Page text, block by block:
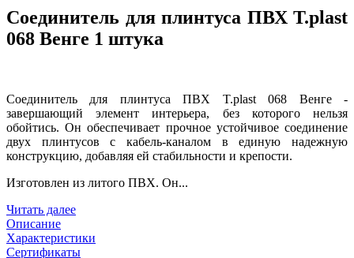
Соединитель для плинтуса ПВХ T.рlast
068 Венге 1 штука
Соединитель для плинтуса ПВХ T.рlast 068 Венге -
завершающий элемент интерьера, без которого нельзя
обойтись. Он обеспечивает прочное устойчивое соединение
двух плинтусов с кабель-каналом в единую надежную
конструкцию, добавляя ей стабильности и крепости.
Изготовлен из литого ПВХ. Он...
Читать далее
Описание
Характеристики
Сертификаты